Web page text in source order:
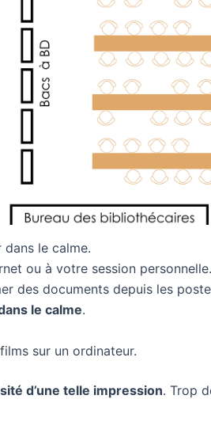
le calme.
ou à votre session personnelle.
des documents depuis les
le calme.
sur un ordinateur.
d’une telle impression. Trop